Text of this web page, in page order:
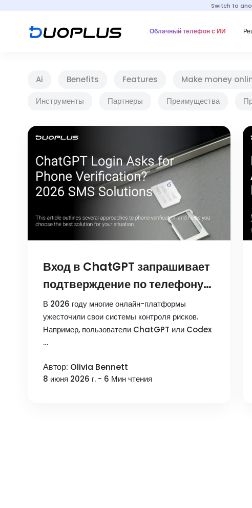
Switch to
Облачный телефон с ИИ
Ai Benefits Features Make money
Инструменты
Партнеры Преимущества
Вход в ChatGPT запрашивает
подтверждение по телефону?
Полное руководство 2026 по
решению проблем с SMS
В 2026 году многие онлайн-платформы
ужесточили свои системы контроля рисков.
Например, пользователи ChatGPT или Codex
…
Автор: Olivia Bennett
8 июня 2026 г. - 6 Мин чтения